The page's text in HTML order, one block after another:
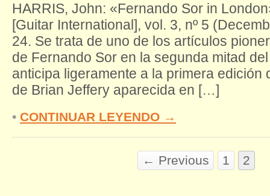
HARRIS, John: «Fernando Sor in
[Guitar International], vol. 3, nº 5
24. Se trata de uno de los artículos
de Fernando Sor en la segunda mitad
anticipa ligeramente a la primera edición
de Brian Jeffery aparecida en […]
• CONTINUAR LEYENDO →
← Previous 1 2